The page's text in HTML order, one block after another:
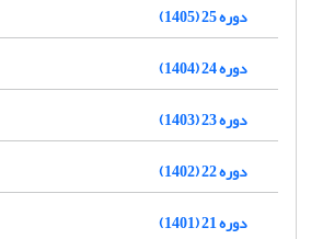
دوره 25 (1405)
دوره 24 (1404)
دوره 23 (1403)
دوره 22 (1402)
دوره 21 (1401)